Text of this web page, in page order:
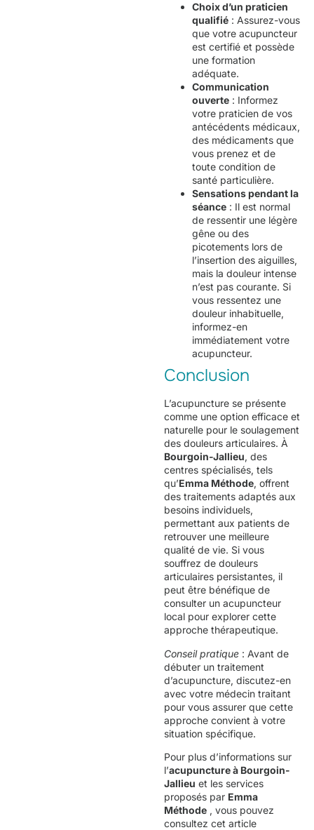
Choix d’un praticien
qualifié : Assurez-vous
que votre acupuncteur
est certifié et possède
une formation
adéquate.
Communication
ouverte : Informez
votre praticien de vos
antécédents médicaux,
des médicaments que
vous prenez et de
toute condition de
santé particulière.
Sensations pendant la
séance : Il est normal
de ressentir une légère
gêne ou des
picotements lors de
l’insertion des aiguilles,
mais la douleur intense
n’est pas courante. Si
vous ressentez une
douleur inhabituelle,
informez-en
immédiatement votre
acupuncteur.
Conclusion
L’acupuncture se présente
comme une option efficace et
naturelle pour le soulagement
des douleurs articulaires. À
Bourgoin-Jallieu, des
centres spécialisés, tels
qu’Emma Méthode, offrent
des traitements adaptés aux
besoins individuels,
permettant aux patients de
retrouver une meilleure
qualité de vie. Si vous
souffrez de douleurs
articulaires persistantes, il
peut être bénéfique de
consulter un acupuncteur
local pour explorer cette
approche thérapeutique.
Conseil pratique : Avant de
débuter un traitement
d’acupuncture, discutez-en
avec votre médecin traitant
pour vous assurer que cette
approche convient à votre
situation spécifique.
Pour plus d’informations sur
l’acupuncture à Bourgoin-
Jallieu et les services
proposés par Emma
Méthode , vous pouvez
consultez cet article